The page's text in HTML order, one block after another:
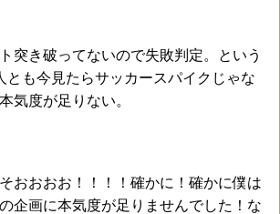
突き破ってないので失敗判定。という
とも今見たらサッカースパイクじゃな
気度が足りない。
おおおお！！！！確かに！確かに僕は
企画に本気度が足りませんでした！な